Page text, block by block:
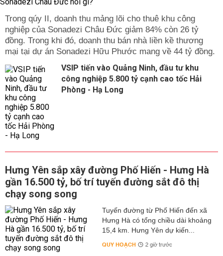
Trong qúy II, doanh thu mảng lõi cho thuê khu công
nghiệp của Sonadezi Châu Đức giảm 84% còn 26 tỷ
đồng. Trong khi đó, doanh thu bán nhà liền kề thương
mại tại dự án Sonadezi Hữu Phước mang về 44 tỷ đồng.
VSIP tiến vào Quảng Ninh, đầu tư khu
công nghiệp 5.800 tỷ cạnh cao tốc Hải
Phòng - Hạ Long
Hưng Yên sắp xây đường Phố Hiến - Hưng Hà
gần 16.500 tỷ, bố trí tuyến đường sắt đô thị
chạy song song
Tuyến đường từ Phố Hiến đến xã
Hưng Hà có tổng chiều dài khoảng
15,4 km. Hưng Yên dự kiến...
QUY HOẠCH 2 giờ trước